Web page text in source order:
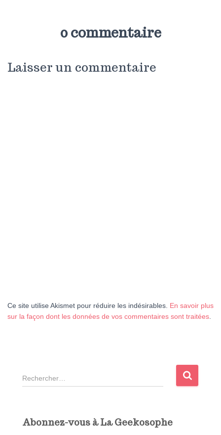
0 commentaire
Laisser un commentaire
Ce site utilise Akismet pour réduire les indésirables. En savoir plus
sur la façon dont les données de vos commentaires sont traitées
R
e
Abonnez-vous à La Geekosophe